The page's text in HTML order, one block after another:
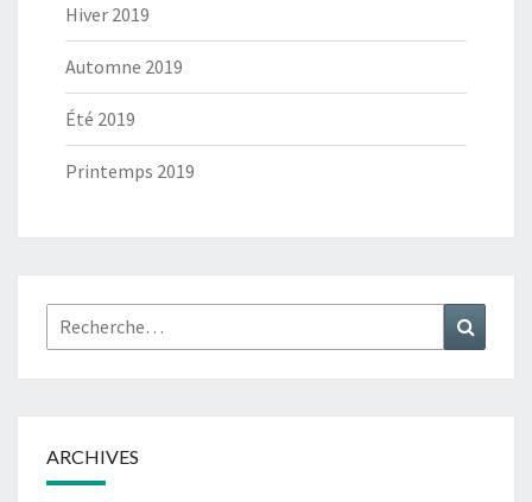
Hiver 2019
Automne 2019
Été 2019
Printemps 2019
Rechercher :
ARCHIVES